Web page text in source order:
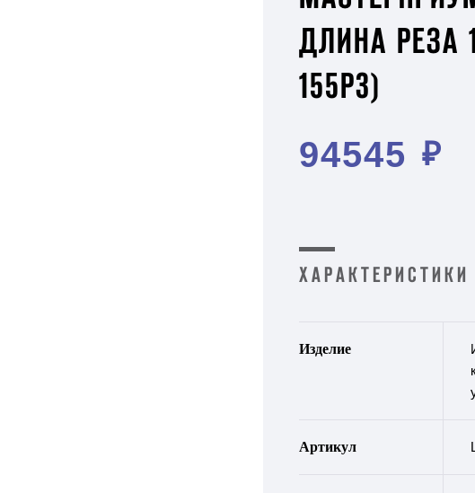
ДЛИНА РЕЗА
155Р3)
94545 ₽
ХАРАКТЕРИСТИКИ
Изделие
Артикул